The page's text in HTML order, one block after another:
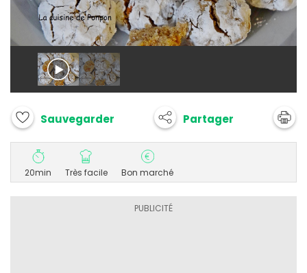
Sauvegarder Partager
20min Très facile Bon marché